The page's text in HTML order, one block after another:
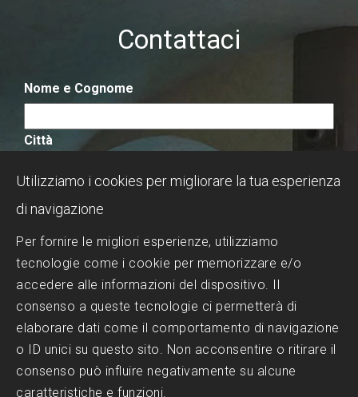
Contattaci
Nome e Cognome
Città
Numero di Telefono
Utilizziamo i cookies per migliorare la tua esperienza
di navigazione
Per fornire le migliori esperienze, utilizziamo
tecnologie come i cookie per memorizzare e/o
accedere alle informazioni del dispositivo. Il
consenso a queste tecnologie ci permetterà di
elaborare dati come il comportamento di navigazione
o ID unici su questo sito. Non acconsentire o ritirare il
consenso può influire negativamente su alcune
caratteristiche e funzioni.